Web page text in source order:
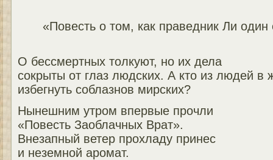
«Повесть о том, как праведник Ли
О бессмертных толкуют, но их дела
сокрыты от глаз людских. А кто из людей в
избегнуть соблазнов мирских?
Нынешним утром впервые прочли
«Повесть Заоблачных Врат».
Внезапный ветер прохладу принес
и неземной аромат.